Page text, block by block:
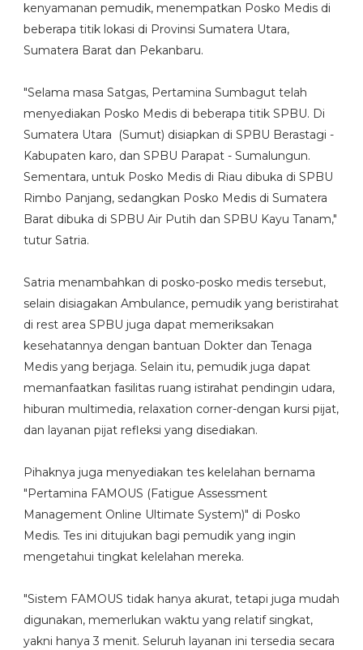
kenyamanan pemudik, menempatkan Posko Medis di
beberapa titik lokasi di Provinsi Sumatera Utara,
Sumatera Barat dan Pekanbaru.
"Selama masa Satgas, Pertamina Sumbagut telah
menyediakan Posko Medis di beberapa titik SPBU. Di
Sumatera Utara (Sumut) disiapkan di SPBU Berastagi -
Kabupaten karo, dan SPBU Parapat - Sumalungun.
Sementara, untuk Posko Medis di Riau dibuka di SPBU
Rimbo Panjang, sedangkan Posko Medis di Sumatera
Barat dibuka di SPBU Air Putih dan SPBU Kayu Tanam,"
tutur Satria.
Satria menambahkan di posko-posko medis tersebut,
selain disiagakan Ambulance, pemudik yang beristirahat
di rest area SPBU juga dapat memeriksakan
kesehatannya dengan bantuan Dokter dan Tenaga
Medis yang berjaga. Selain itu, pemudik juga dapat
memanfaatkan fasilitas ruang istirahat pendingin udara,
hiburan multimedia, relaxation corner-dengan kursi pijat,
dan layanan pijat refleksi yang disediakan.
Pihaknya juga menyediakan tes kelelahan bernama
"Pertamina FAMOUS (Fatigue Assessment
Management Online Ultimate System)" di Posko
Medis. Tes ini ditujukan bagi pemudik yang ingin
mengetahui tingkat kelelahan mereka.
"Sistem FAMOUS tidak hanya akurat, tetapi juga mudah
digunakan, memerlukan waktu yang relatif singkat,
yakni hanya 3 menit. Seluruh layanan ini tersedia secara